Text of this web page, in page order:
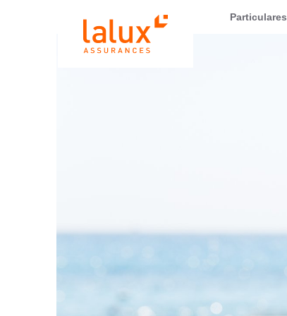
LALUX AssurancesParticulares